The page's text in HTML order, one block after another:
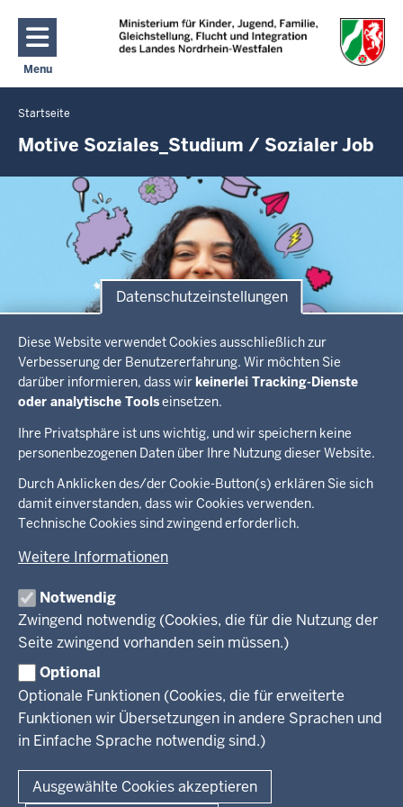
Datenschutzeinstellungen
Diese Website verwendet Cookies ausschließlich zur
Verbesserung der Benutzererfahrung. Wir möchten Sie
darüber informieren, dass wirkeinerlei Tracking-Dienste
oder analytische Toolseinsetzen.
Ihre Privatsphäre ist uns wichtig, und wir speichern keine
personenbezogenen Daten über Ihre Nutzung dieser Website.
Durch Anklicken des/der Cookie-Button(s) erklären Sie sich
damit einverstanden, dass wir Cookies verwenden.
Technische Cookies sind zwingend erforderlich.
Weitere Informationen
Notwendig
Zwingend notwendig (Cookies, die für die Nutzung der
Seite zwingend vorhanden sein müssen.)
Optional
Optionale Funktionen (Cookies, die für erweiterte
Funktionen wir Übersetzungen in andere Sprachen und
in Einfache Sprache notwendig sind.)
Ausgewählte Cookies akzeptieren
Direkt zum Inhalt
Menu
Navigation aktivieren/deaktivieren: Hauptmenü
Sie
befinden
Startseite
Motive Soziales_Studium / Sozialer Job
Navigationshinweise
rechts
zum
Blättern
der
Galerie
Herunterladen
Galerie
Inhalte
Im Überblick
Inhalt
in
der
Fußzeile
Menü
Ministerium
Kinder
Jugend
Familie
LSBTIQ*
Gleichstellung
Presse
Pressemitteilungen
Pressekontakt
Fotos
RSS-Feeds
Broschürenservice
Bibliothek
Newsletter
Geschützter Kontakt
#WTFuture
Fußzeile
Seitenübersicht Kontakt Datenschutz